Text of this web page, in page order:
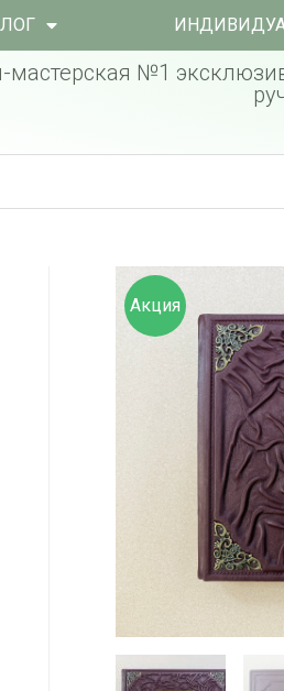
мастерская №1
Акция